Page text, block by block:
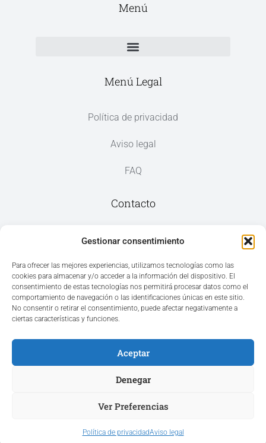
Gestionar consentimiento
Para ofrecer las mejores experiencias, utilizamos tecnologías como las
cookies para almacenar y/o acceder a la información del dispositivo. El
consentimiento de estas tecnologías nos permitirá procesar datos como el
comportamiento de navegación o las identificaciones únicas en este sitio.
No consentir o retirar el consentimiento, puede afectar negativamente a
ciertas características y funciones.
Aceptar
Denegar
Ver Preferencias
Política de privacidadAviso legal
Menú
Menú Legal
Política de privacidad
Aviso legal
FAQ
Contacto
Av. del Mar, 59, 03187 Los Montesinos,
+34 965 207 262
hola@azvconsulting.com
Acceso área privada
Diseño web realizado por Aznar Ortega Marketing Digital
Hola ¿En qué podemos ayudarle?